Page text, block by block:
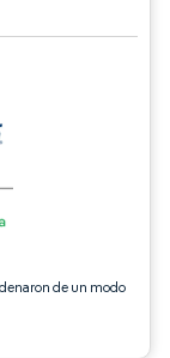
de un modo
según CC BY 4.0.